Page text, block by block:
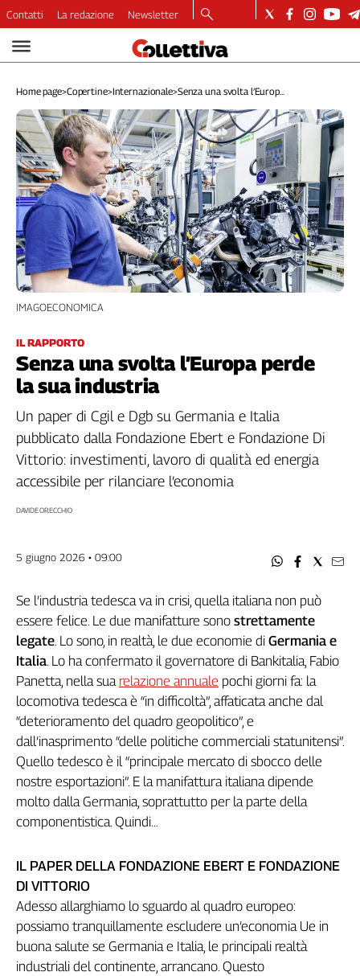
Video
Dirette
Longform
Copertine
Economia
Lavoro
Ambiente
Diritti
Welfare
Italia
Internazionale
Culture
Categorie
Filcams
Filctem
Fillea
Filt
Fiom
Flc
Nidil
Spi
Inca
Caaf
Speciali
G8
di
Genova,
il
sangue
della
ragione
120
Cgil
Collettiva
Collettiva
Play
Rubriche
Contatti La redazione Newsletter
Home page>Copertine>Internazionale>Senza una svolta l’Europ...
IL RAPPORTO
Senza una svolta l’Europa perde
la sua industria
IMAGOECONOMICA
Un paper di Cgil e Dgb su Germania e Italia
pubblicato dalla Fondazione Ebert e Fondazione Di
Vittorio: investimenti, lavoro di qualità ed energia
accessibile per rilanciare l’economia
DAVIDE ORECCHIO
5 giugno 2026 • 09:00
Se l’industria tedesca va in crisi, quella italiana non può
essere felice. Le due manifatture sono strettamente
legate. Lo sono, in realtà, le due economie di Germania e
Italia. Lo ha confermato il governatore di Bankitalia, Fabio
Panetta, nella sua relazione annuale pochi giorni fa: la
locomotiva tedesca è “in difficoltà”, affaticata anche dal
“deterioramento del quadro geopolitico”, e
dall’inasprimento “delle politiche commerciali statunitensi”.
Quello tedesco è il “principale mercato di sbocco delle
nostre esportazioni”. E la manifattura italiana dipende
molto dalla Germania, soprattutto per la parte della
componentistica. Quindi…
IL PAPER DELLA FONDAZIONE EBERT E FONDAZIONE
DI VITTORIO
Adesso allarghiamo lo sguardo al quadro europeo:
possiamo tranquillamente escludere un’economia Ue in
buona salute se Germania e Italia, le principali realtà
industriali del continente, arrancano. Questo